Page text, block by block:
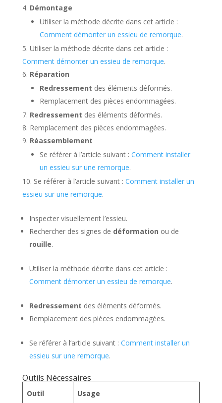
Démontage
Utiliser la méthode décrite dans cet article :
Comment démonter un essieu de remorque.
Utiliser la méthode décrite dans cet article :
Comment démonter un essieu de remorque.
Réparation
Redressement des éléments déformés.
Remplacement des pièces endommagées.
Redressement des éléments déformés.
Remplacement des pièces endommagées.
Réassemblement
Se référer à l’article suivant : Comment installer
un essieu sur une remorque.
Se référer à l’article suivant : Comment installer un
essieu sur une remorque.
Inspecter visuellement l’essieu.
Rechercher des signes de déformation ou de
rouille.
Utiliser la méthode décrite dans cet article :
Comment démonter un essieu de remorque.
Redressement des éléments déformés.
Remplacement des pièces endommagées.
Se référer à l’article suivant : Comment installer un
essieu sur une remorque.
Outils Nécessaires
Outil Usage